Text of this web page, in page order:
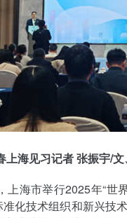
上海见习记者 张振宇/
上海市举行2025年“世
化技术组织和新兴技